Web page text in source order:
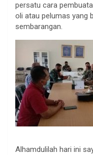
persatu cara
oli atau pelumas yang
sembarangan.
Alhamdulilah hari ini